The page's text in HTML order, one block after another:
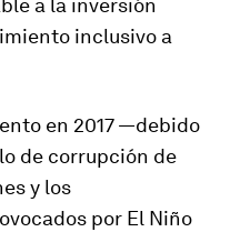
a la inversión
inclusivo a
en 2017 —debido
de corrupción de
y los
por El Niño